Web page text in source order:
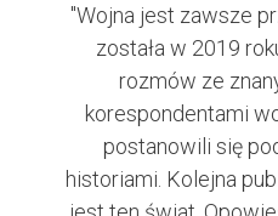
"Wojna jest zawsze
została w 2019
rozmów ze
korespondentami
postanowili się
historiami. Kolejna